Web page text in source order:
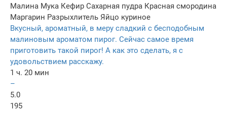
Малина Мука Кефир Сахарная пудра Красная смородина
Маргарин Разрыхлитель Яйцо куриное
Вкусный, ароматный, в меру сладкий с бесподобным
малиновым ароматом пирог. Сейчас самое время
приготовить такой пирог! А как это сделать, я с
удовольствием расскажу.
1 ч. 20 мин
–
5.0
195